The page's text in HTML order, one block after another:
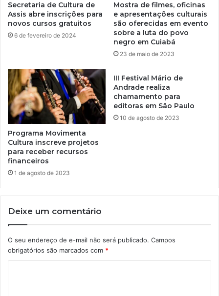
Secretaria de Cultura de
Assis abre inscrições para
novos cursos gratuitos
6 de fevereiro de 2024
Mostra de filmes, oficinas
e apresentações culturais
são oferecidas em evento
sobre a luta do povo
negro em Cuiabá
23 de maio de 2023
Programa Movimenta
Cultura inscreve projetos
para receber recursos
financeiros
1 de agosto de 2023
III Festival Mário de
Andrade realiza
chamamento para
editoras em São Paulo
10 de agosto de 2023
Deixe um comentário
O seu endereço de e-mail não será publicado. Campos
obrigatórios são marcados com *